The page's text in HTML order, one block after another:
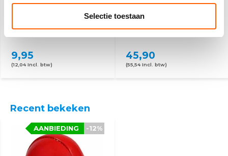
Selectie toestaan
Veiligheidshelm met
9,95
(12,04 Incl. btw)
Complete PBM set
45,90
(55,54 Incl. btw)
Recent bekeken
-12%
AANBIEDING